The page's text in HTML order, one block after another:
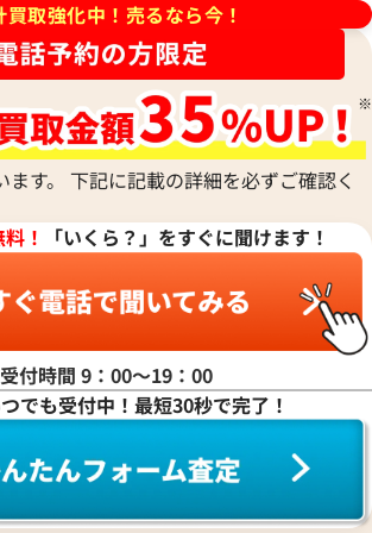
グリー
価格です
ロレックス デイデイト
参考買取価格
7,058,000円
※2026年1月9日時点の参考買
タイン
ブリノス
ンタ
ドル)
トン
ルリエ
ア
買取強化中！売るなら今！
す。 下記に記載の詳細を必ずご確認く
！
「いくら？」をすぐに聞けます！
受付時間 9：00〜19：00
でも受付中！最短30秒で完了！